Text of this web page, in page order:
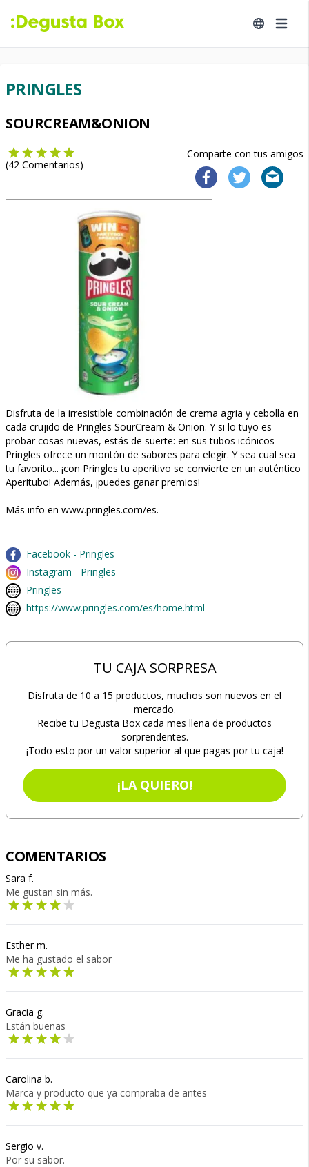
PRINGLES
SOURCREAM&ONION
Comparte con tus amigos
(42 Comentarios)
Disfruta de la irresistible combinación de crema agria y cebolla en
cada crujido de Pringles SourCream & Onion. Y si lo tuyo es
probar cosas nuevas, estás de suerte: en sus tubos icónicos
Pringles ofrece un montón de sabores para elegir. Y sea cual sea
tu favorito... ¡con Pringles tu aperitivo se convierte en un auténtico
Aperitubo! Además, ¡puedes ganar premios!
Más info en www.pringles.com/es.
Facebook - Pringles
Instagram - Pringles
Pringles
https://www.pringles.com/es/home.html
TU CAJA SORPRESA
Disfruta de 10 a 15 productos, muchos son nuevos en el
mercado.
Recibe tu Degusta Box cada mes llena de productos
sorprendentes.
¡Todo esto por un valor superior al que pagas por tu caja!
¡LA QUIERO!
COMENTARIOS
Sara f.
Me gustan sin más.
Esther m.
Me ha gustado el sabor
Gracia g.
Están buenas
Carolina b.
Marca y producto que ya compraba de antes
Sergio v.
Por su sabor.